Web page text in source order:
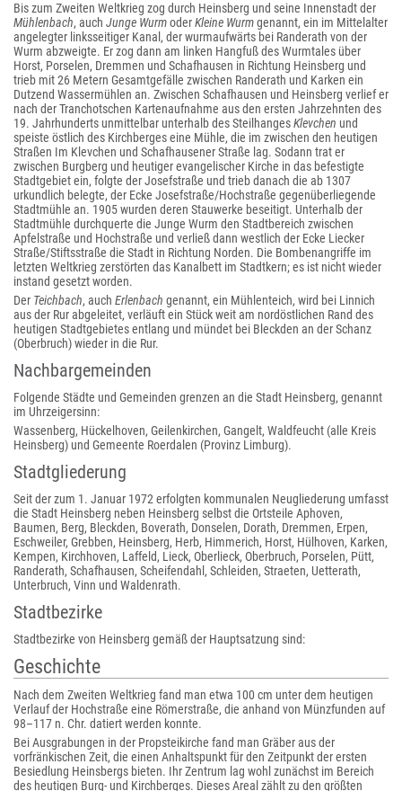
Bis zum Zweiten Weltkrieg zog durch Heinsberg und seine Innenstadt der
Mühlenbach, auch Junge WurmoderKleine Wurmgenannt, ein im Mittelalter
angelegter linksseitiger Kanal, der wurmaufwärts bei Randerath von der
Wurm abzweigte. Er zog dann am linken Hangfuß des Wurmtales über
Horst, Porselen, Dremmen und Schafhausen in Richtung Heinsberg und
trieb mit 26 Metern Gesamtgefälle zwischen Randerath und Karken ein
Dutzend Wassermühlen an. Zwischen Schafhausen und Heinsberg verlief er
nach der Tranchotschen Kartenaufnahme aus den ersten Jahrzehnten des
19. Jahrhunderts unmittelbar unterhalb des SteilhangesKlevchen und
speiste östlich des Kirchberges eine Mühle, die im zwischen den heutigen
Straßen Im Klevchen und Schafhausener Straße lag. Sodann trat er
zwischen Burgberg und heutiger evangelischer Kirche in das befestigte
Stadtgebiet ein, folgte der Josefstraße und trieb danach die ab 1307
urkundlich belegte, der Ecke Josefstraße/Hochstraße gegenüberliegende
Stadtmühle an. 1905 wurden deren Stauwerke beseitigt. Unterhalb der
Stadtmühle durchquerte die Junge Wurm den Stadtbereich zwischen
Apfelstraße und Hochstraße und verließ dann westlich der Ecke Liecker
Straße/Stiftsstraße die Stadt in Richtung Norden. Die Bombenangriffe im
letzten Weltkrieg zerstörten das Kanalbett im Stadtkern; es ist nicht wieder
instand gesetzt worden.
Der Teichbach, auch Erlenbach genannt, ein Mühlenteich, wird bei Linnich
aus der Rur abgeleitet, verläuft ein Stück weit am nordöstlichen Rand des
heutigen Stadtgebietes entlang und mündet bei Bleckden an der Schanz
(Oberbruch) wieder in die Rur.
Nachbargemeinden
Folgende Städte und Gemeinden grenzen an die Stadt Heinsberg, genannt
im Uhrzeigersinn:
Wassenberg, Hückelhoven, Geilenkirchen, Gangelt, Waldfeucht (alle Kreis
Heinsberg) und Gemeente Roerdalen (Provinz Limburg).
Stadtgliederung
Seit der zum 1. Januar 1972 erfolgten kommunalen Neugliederung umfasst
die Stadt Heinsberg neben Heinsberg selbst die Ortsteile Aphoven,
Baumen, Berg, Bleckden, Boverath, Donselen, Dorath, Dremmen, Erpen,
Eschweiler, Grebben, Heinsberg, Herb, Himmerich, Horst, Hülhoven, Karken,
Kempen, Kirchhoven, Laffeld, Lieck, Oberlieck, Oberbruch, Porselen, Pütt,
Randerath, Schafhausen, Scheifendahl, Schleiden, Straeten, Uetterath,
Unterbruch, Vinn und Waldenrath.
Stadtbezirke
Stadtbezirke von Heinsberg gemäß der Hauptsatzung sind:
Geschichte
Nach dem Zweiten Weltkrieg fand man etwa 100 cm unter dem heutigen
Verlauf der Hochstraße eine Römerstraße, die anhand von Münzfunden auf
98–117 n. Chr. datiert werden konnte.
Bei Ausgrabungen in der Propsteikirche fand man Gräber aus der
vorfränkischen Zeit, die einen Anhaltspunkt für den Zeitpunkt der ersten
Besiedlung Heinsbergs bieten. Ihr Zentrum lag wohl zunächst im Bereich
des heutigen Burg- und Kirchberges. Dieses Areal zählt zu den größten